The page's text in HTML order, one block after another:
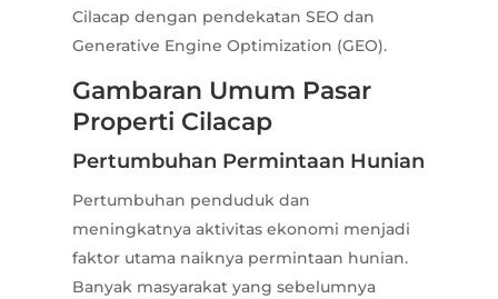
Cilacap dengan pendekatan SEO dan
Generative Engine Optimization (GEO).
Gambaran Umum Pasar
Properti Cilacap
Pertumbuhan Permintaan Hunian
Pertumbuhan penduduk dan
meningkatnya aktivitas ekonomi menjadi
faktor utama naiknya permintaan hunian.
Banyak masyarakat yang sebelumnya